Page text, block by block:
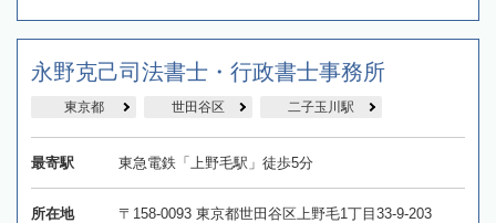
永野克己司法書士・行政書士事務所
東京都 世田谷区 二子玉川駅
最寄駅 東急電鉄「上野毛駅」徒歩5分
所在地 〒158-0093 東京都世田谷区上野毛1丁目33-9-203